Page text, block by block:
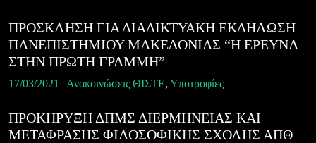
ΠΡΟΣΚΛΗΣΗ ΓΙΑ ΔΙΑΔΙΚΤΥΑΚΗ ΕΚΔΗΛΩΣΗ
ΠΑΝΕΠΙΣΤΗΜΙΟΥ ΜΑΚΕΔΟΝΙΑΣ “Η ΕΡΕΥΝΑ
ΣΤΗΝ ΠΡΩΤΗ ΓΡΑΜΜΗ”
17/03/2021 | Ανακοινώσεις ΘΙΣΤΕ, Υποτροφίες
ΠΡΟΚΗΡΥΞΗ ΔΠΜΣ ΔΙΕΡΜΗΝΕΙΑΣ ΚΑΙ
ΜΕΤΑΦΡΑΣΗΣ ΦΙΛΟΣΟΦΙΚΗΣ ΣΧΟΛΗΣ ΑΠΘ